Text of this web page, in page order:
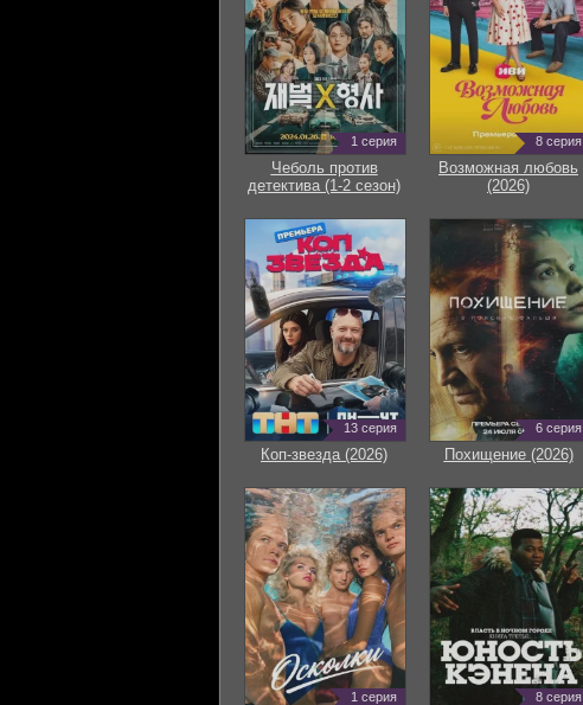
1 серия
Чеболь против
детектива (1-2 сезон)
8 серия
Возможная любовь
(2026)
13 серия
Коп-звезда (2026)
6 серия
Похищение (2026)
1 серия 8 серия